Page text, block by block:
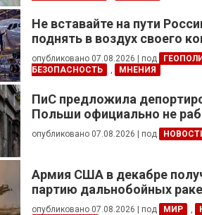
Не вставайте на пути
поднять в воздух своего
опубликовано 07.08.2026 под
БЕЗОПАСНОСТЬ
, МНЕНИЯ
ПиС предложила
Польши официально не
украинцев призывного
опубликовано 07.08.2026 под
Армия США в декабре
партию дальнобойных
примененных против Ирана
опубликовано 07.08.2026 под МИР ,